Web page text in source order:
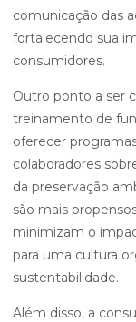
comunicação das
fortalecendo sua
consumidores.
Outro ponto a ser
treinamento de
oferecer
colaboradores
da preservação
são mais
minimizam o
para uma cultura
sustentabilidade.
Além disso, a